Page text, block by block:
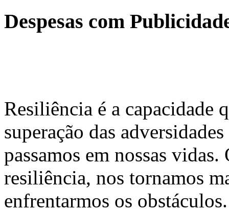
Despesas com
Resiliência é a capacidade
superação das
passamos em nossas
resiliência, nos tornamos
enfrentarmos os obstáculos.